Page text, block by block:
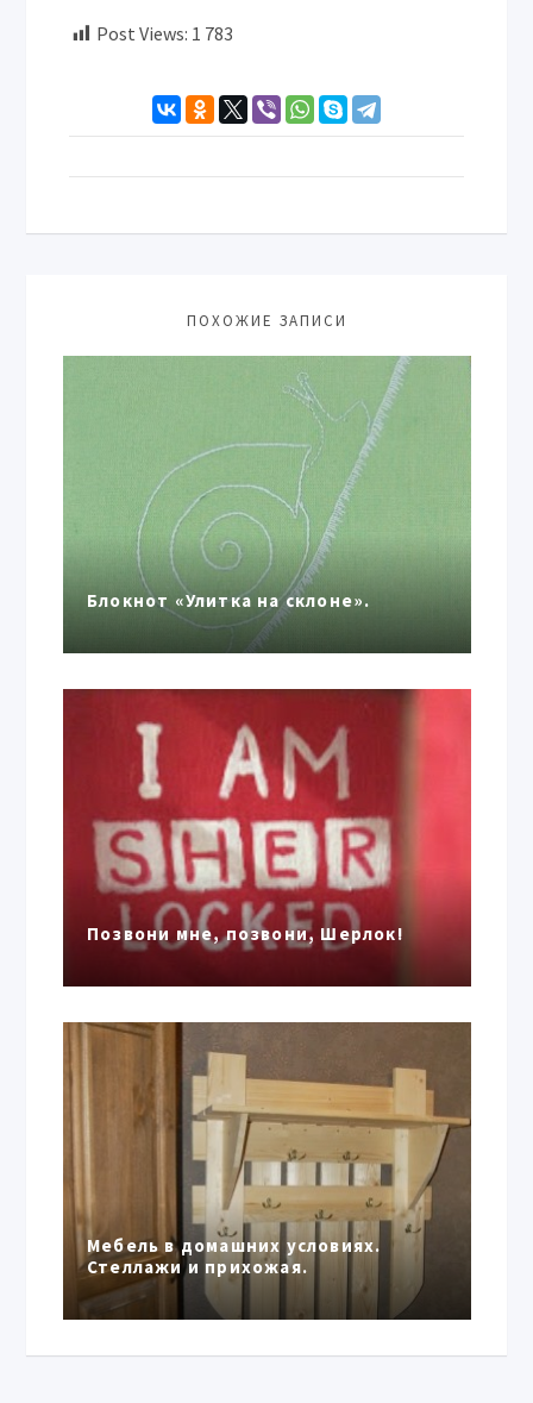
Post Views: 1 783
ПОХОЖИЕ ЗАПИСИ
Блокнот «Улитка на склоне».
Позвони мне, позвони, Шерлок!
Мебель в домашних условиях.
Стеллажи и прихожая.